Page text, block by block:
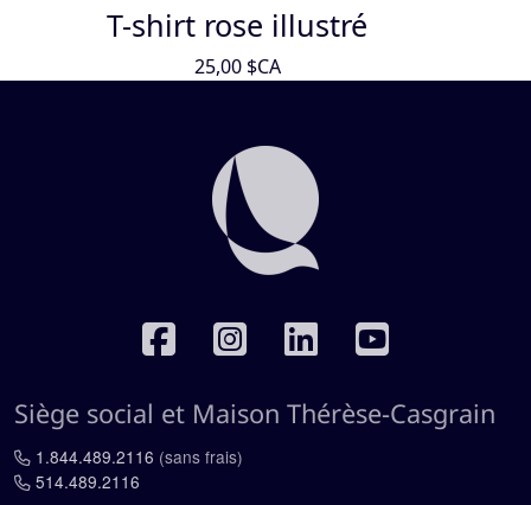
T-shirt rose illustré
25,00 $CA
Siège social et Maison Thérèse-Casgrain
1.844.489.2116 (sans frais)
514.489.2116